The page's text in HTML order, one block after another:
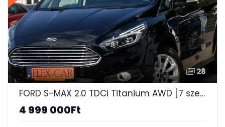
28
FORD S-MAX 2.0 TDCi Titanium AWD [7 személy] 4x4-KÉZI 6 SEB-7 ÜLÉS-PARKOLÓASSZISZTENS!
4 999 000Ft